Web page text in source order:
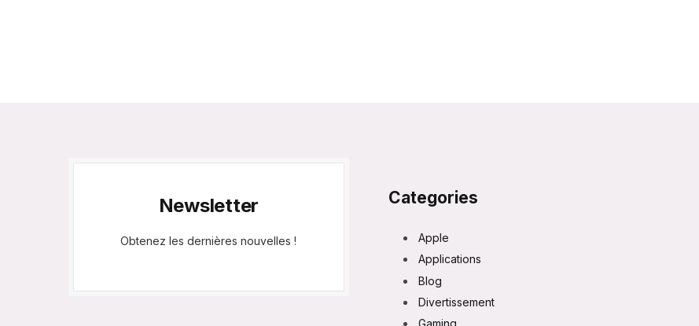
Newsletter
Obtenez les dernières nouvelles !
Categories
Apple
Applications
Blog
Divertissement
Gaming